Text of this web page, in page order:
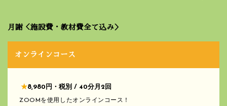
月謝＜施設費・教材費全て込み＞
オンラインコース
★8,980円・税別 / 40分月2回
ZOOMを使用したオンラインコース！